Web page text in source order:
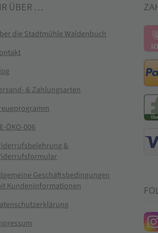
ÜBER …
die Stadtmühle Waldenbuch
& Zahlungsarten
ÖKO-006
&
Geschäftsbedingungen
Kundeninformationen